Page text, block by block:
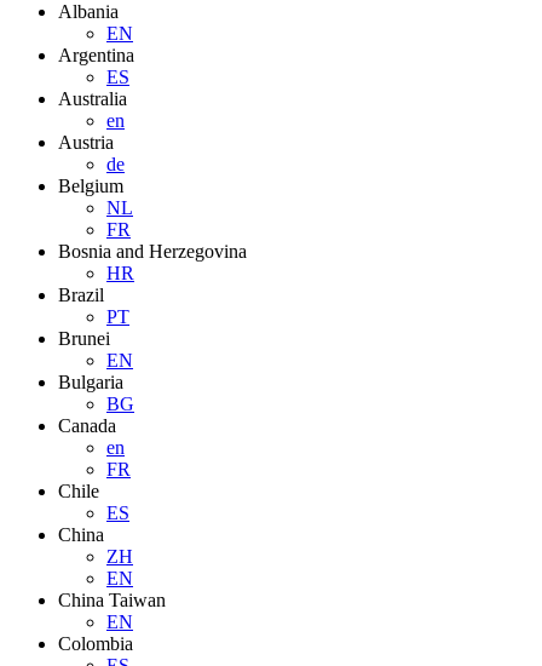
Albania
EN
Argentina
ES
Australia
en
Austria
de
Belgium
NL
FR
Bosnia and Herzegovina
HR
Brazil
PT
Brunei
EN
Bulgaria
BG
Canada
en
FR
Chile
ES
China
ZH
EN
China Taiwan
EN
Colombia